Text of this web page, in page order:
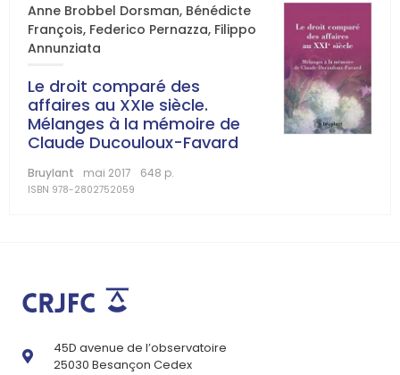
Anne Brobbel Dorsman, Bénédicte
François, Federico Pernazza, Filippo
Annunziata
Le droit comparé des
affaires au XXIe siècle.
Mélanges à la mémoire de
Claude Ducouloux-Favard
Bruylant mai 2017 648 p.
ISBN 978-2802752059
45D avenue de l’observatoire
25030 Besançon Cedex